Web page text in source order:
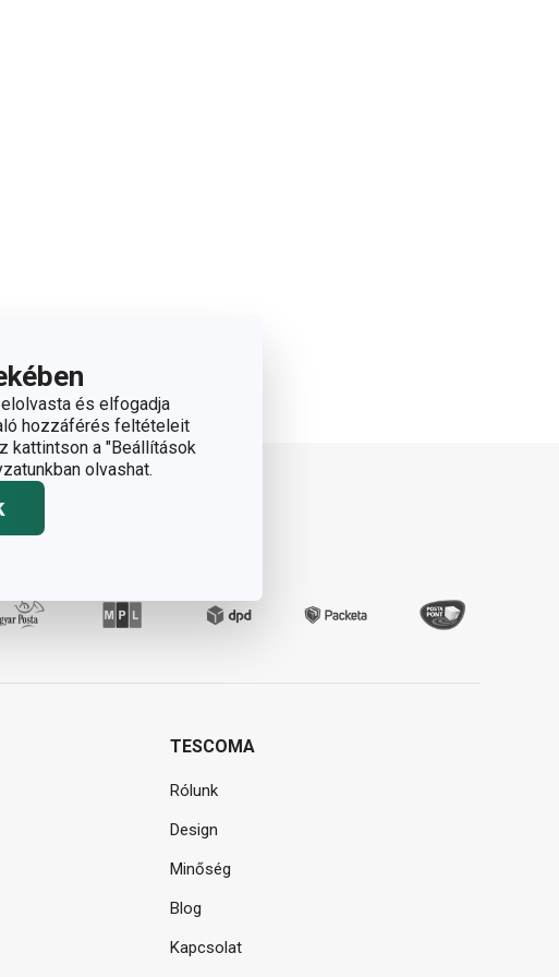
és elfogadja
hozzáférés feltételeit
kattintson a "Beállítások
olvashat.
TESCOMA
Rólunk
Design
Minőség
Blog
Kapcsolat